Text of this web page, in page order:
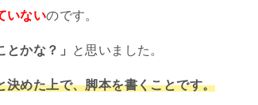
いないのです。
とかな？」 と思いました。
めた上で、脚本を書くことです。